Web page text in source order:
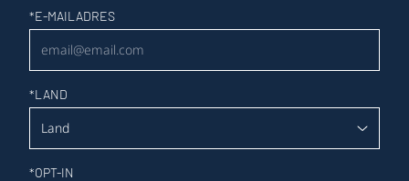
Nieuwsbrief
*E-MAILADRES
*LAND
*OPT-IN